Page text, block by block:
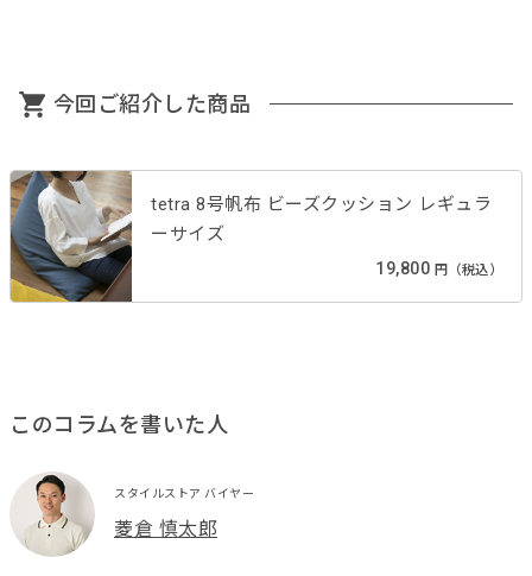
今回ご紹介した商品
tetra 8号帆布 ビーズクッション レギュラ
ーサイズ
19,800 円（税込）
このコラムを書いた人
スタイルストア バイヤー
菱倉 慎太郎